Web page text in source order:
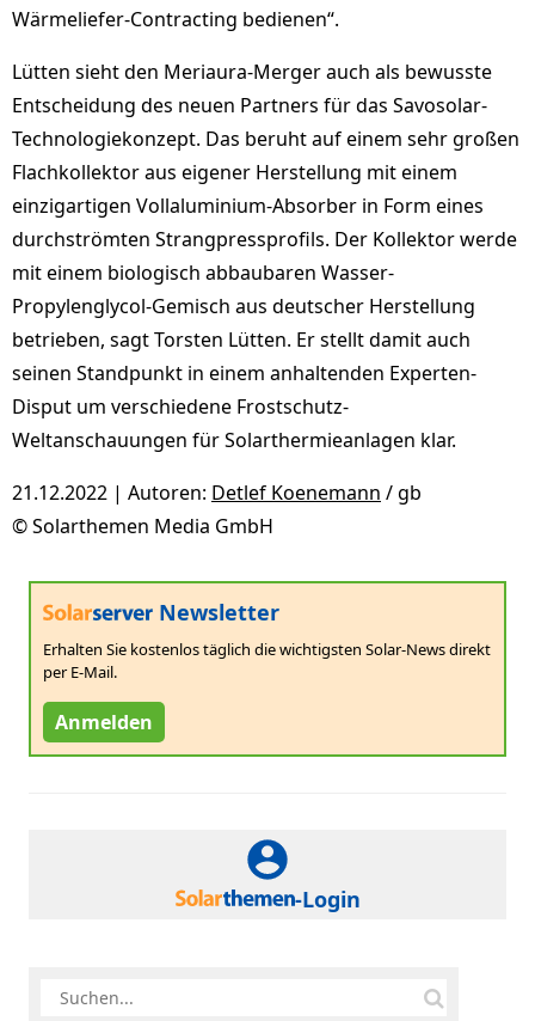
Wärmeliefer-Contracting bedienen“.
Lütten sieht den Meriaura-Merger auch als bewusste
Entscheidung des neuen Partners für das Savosolar-
Technologiekonzept. Das beruht auf einem sehr großen
Flachkollektor aus eigener Herstellung mit einem
einzigartigen Vollaluminium-Absorber in Form eines
durchströmten Strangpressprofils. Der Kollektor werde
mit einem biologisch abbaubaren Wasser-
Propylenglycol-Gemisch aus deutscher Herstellung
betrieben, sagt Torsten Lütten. Er stellt damit auch
seinen Standpunkt in einem anhaltenden Experten-
Disput um verschiedene Frostschutz-
Weltanschauungen für Solarthermieanlagen klar.
21.12.2022 | Autoren: Detlef Koenemann / gb
© Solarthemen Media GmbH
Newsletter
Erhalten Sie kostenlos täglich die wichtigsten Solar-News direkt
per E-Mail.
Anmelden
-Login